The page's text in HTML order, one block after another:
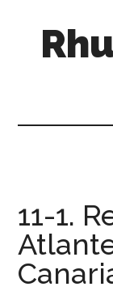
secondary
11-1.